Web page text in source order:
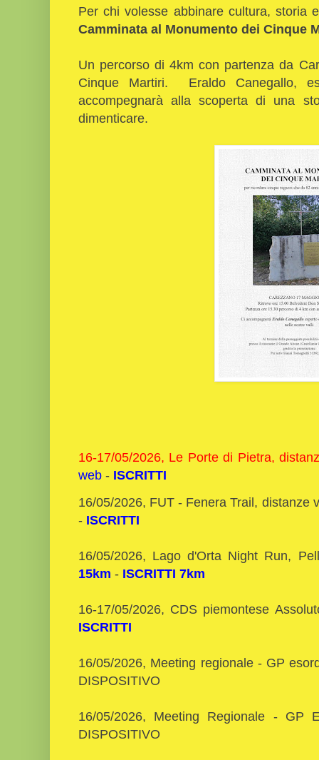
Per chi volesse abbinare cultura, storia
Camminata al Monumento dei Cinque
Un percorso di 4km con partenza da
Cinque Martiri. Eraldo Canegallo,
accompegnarà alla scoperta di una
dimenticare.
16-17/05/2026, Le Porte di Pietra,
web - ISCRITTI
16/05/2026, FUT - Fenera Trail, distanze
- ISCRITTI
16/05/2026, Lago d'Orta Night Run,
15km - ISCRITTI 7km
16-17/05/2026, CDS piemontese
ISCRITTI
16/05/2026, Meeting regionale - GP
DISPOSITIVO
16/05/2026, Meeting Regionale - GP
DISPOSITIVO